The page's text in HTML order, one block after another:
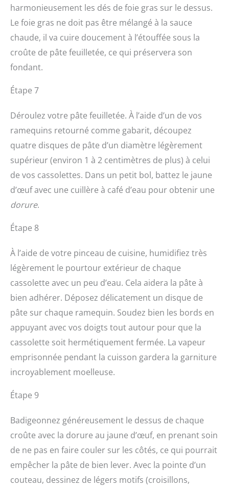
harmonieusement les dés de foie gras sur le dessus.
Le foie gras ne doit pas être mélangé à la sauce
chaude, il va cuire doucement à l’étouffée sous la
croûte de pâte feuilletée, ce qui préservera son
fondant.
Étape 7
Déroulez votre pâte feuilletée. À l’aide d’un de vos
ramequins retourné comme gabarit, découpez
quatre disques de pâte d’un diamètre légèrement
supérieur (environ 1 à 2 centimètres de plus) à celui
de vos cassolettes. Dans un petit bol, battez le jaune
d’œuf avec une cuillère à café d’eau pour obtenir une
dorure.
Étape 8
À l’aide de votre pinceau de cuisine, humidifiez très
légèrement le pourtour extérieur de chaque
cassolette avec un peu d’eau. Cela aidera la pâte à
bien adhérer. Déposez délicatement un disque de
pâte sur chaque ramequin. Soudez bien les bords en
appuyant avec vos doigts tout autour pour que la
cassolette soit hermétiquement fermée. La vapeur
emprisonnée pendant la cuisson gardera la garniture
incroyablement moelleuse.
Étape 9
Badigeonnez généreusement le dessus de chaque
croûte avec la dorure au jaune d’œuf, en prenant soin
de ne pas en faire couler sur les côtés, ce qui pourrait
empêcher la pâte de bien lever. Avec la pointe d’un
couteau, dessinez de légers motifs (croisillons,